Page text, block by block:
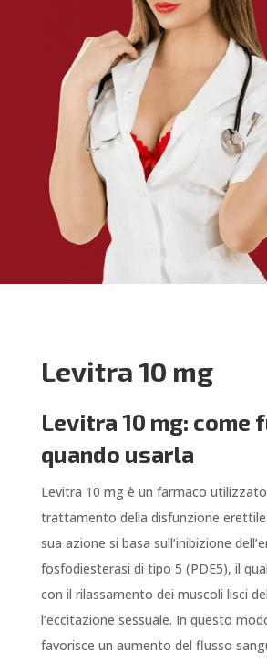
Levitra 10 mg
Levitra 10 mg: come
quando usarla
Levitra 10 mg è un farmaco
trattamento della disfunzione erettile
sua azione si basa sull’inibizione
fosfodiesterasi di tipo 5 (PDE5), il
con il rilassamento dei muscoli lisci
l’eccitazione sessuale. In questo
favorisce un aumento del flusso